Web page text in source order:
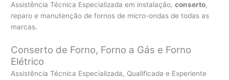
Assistência Técnica Especializada em instalação,conserto,
reparo e manutenção de fornos de micro-ondas de todas as
marcas.
Conserto de Forno, Forno a Gás e Forno
Elétrico
Assistência Técnica Especializada, Qualificada e Experiente